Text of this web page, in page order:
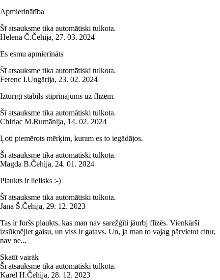
Apmierinātība
Šī atsauksme tika automātiski tulkota.
Helena Č.Čehija, 27. 03. 2024
Es esmu apmierināts
Šī atsauksme tika automātiski tulkota.
Ferenc I.Ungārija, 23. 02. 2024
Izturīgi stabils stiprinājums uz flīzēm.
Šī atsauksme tika automātiski tulkota.
Chiriac M.Rumānija, 14. 02. 2024
Ļoti piemērots mērķim, kuram es to iegādājos.
Šī atsauksme tika automātiski tulkota.
Magda B.Čehija, 24. 01. 2024
Plaukts ir lielisks :-)
Šī atsauksme tika automātiski tulkota.
Jana Š.Čehija, 29. 12. 2023
Tas ir foršs plaukts, kas man nav sarežģīti jāurbj flīzēs. Vienkārši
izsūknējiet gaisu, un viss ir gatavs. Un, ja man to vajag pārvietot citur,
nav ne...
Skatīt vairāk
Šī atsauksme tika automātiski tulkota.
Karel H.Čehija, 28. 12. 2023